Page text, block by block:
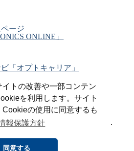
トの改善や一部コンテン
を利用します。サイト
の使用に同意するも
報保護方針
同意する
ージ
ONLINE」
「オプトキャリア」
いて
Co., Ltd. All rights reserved.